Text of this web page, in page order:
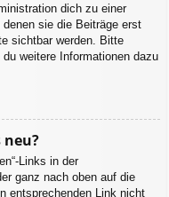
dich zu einer
sie die Beiträge erst
sichtbar werden. Bitte
weitere Informationen dazu
neu?
Links in der
ganz nach oben auf die
entsprechenden Link nicht